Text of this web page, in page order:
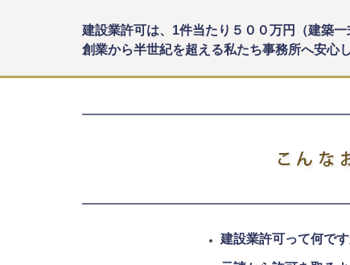
建設業許可は、 1件当たり５００万円（建築
創業から半世紀を超える私たち事務所へ安心
建設業許可って何で